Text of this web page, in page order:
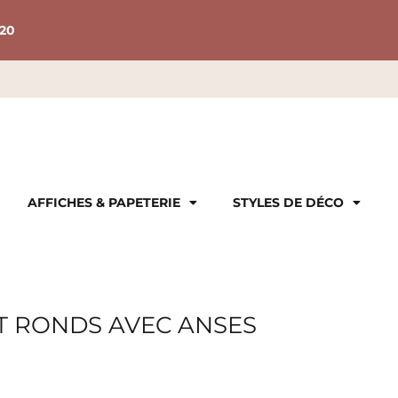
AFFICHES & PAPETERIE STYLES DE DÉCO
RONDS AVEC ANSES